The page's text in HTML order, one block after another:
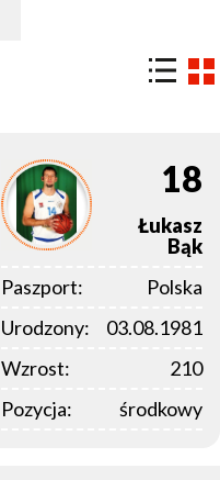
18
Łukasz
Bąk
Paszport:
Polska
Urodzony:
03.08.1981
Wzrost:
210
Pozycja:
środkowy